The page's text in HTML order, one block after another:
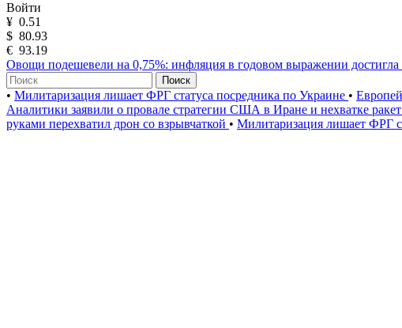
Войти
¥ 0.51
$ 80.93
€ 93.19
Овощи подешевели на 0,75%: инфляция в годовом выражении достигла
Поиск
• Милитаризация лишает ФРГ статуса посредника по Украине •
Аналитики заявили о провале стратегии США в Иране и нехватке ракет
руками перехватил дрон со взрывчаткой • Милитаризация лишает ФРГ